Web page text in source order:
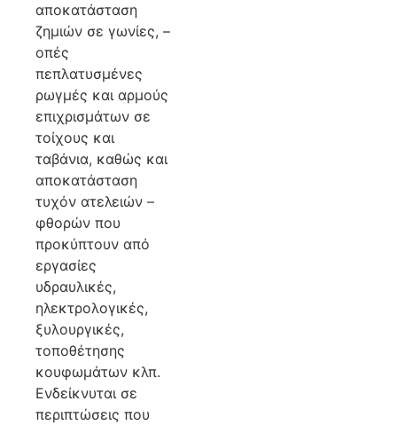
αποκατάσταση
ζημιών σε γωνίες, –
οπές
πεπλατυσμένες
ρωγμές και αρμούς
επιχρισμάτων σε
τοίχους και
ταβάνια, καθώς και
αποκατάσταση
τυχόν ατελειών –
φθορών που
προκύπτουν από
εργασίες
υδραυλικές,
ηλεκτρολογικές,
ξυλουργικές,
τοποθέτησης
κουφωμάτων κλπ.
Ενδείκνυται σε
περιπτώσεις που